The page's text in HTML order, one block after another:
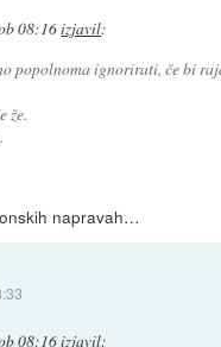
08:16izjavil:
popolnoma ignorirati, če bi
že.
napravah…
08:16izjavil: